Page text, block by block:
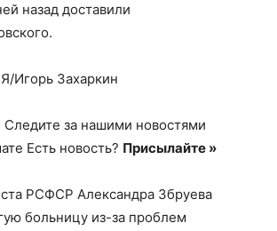
назад доставили
Игорь Захаркин
Следите за нашими новостями
Есть новость? Присылайте »
РСФСР Александра Збруева
больницу из-за проблем